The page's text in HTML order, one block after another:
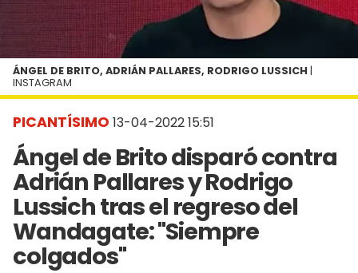
PICANTÍSIMO 13-04-2022 15:51
Ángel de Brito disparó contra
Adrián Pallares y Rodrigo
Lussich tras el regreso del
Wandagate: "Siempre
colgados"
ÁNGEL DE BRITO, ADRIÁN PALLARES, RODRIGO LUSSICH |
INSTAGRAM